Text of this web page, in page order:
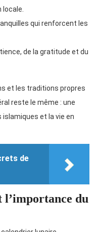
locale.
qui renforcent les
de la gratitude et du
et les traditions propres
reste le même : une
et la vie en
de
du